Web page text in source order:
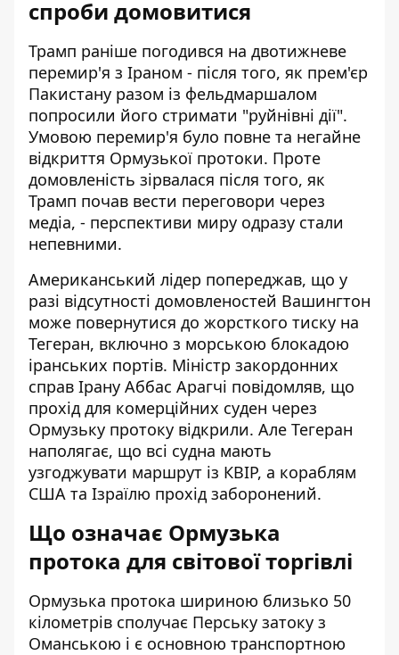
спроби домовитися
Трамп раніше погодився на двотижневе
перемир'я з Іраном - після того, як прем'єр
Пакистану разом із фельдмаршалом
попросили його стримати "руйнівні дії".
Умовою перемир'я було повне та негайне
відкриття Ормузької протоки. Проте
домовленість зірвалася після того, як
Трамп почав вести переговори через
медіа, - перспективи миру одразу стали
непевними.
Американський лідер попереджав, що у
разі відсутності домовленостей Вашингтон
може повернутися до жорсткого тиску на
Тегеран, включно з морською блокадою
іранських портів. Міністр закордонних
справ Ірану Аббас Арагчі повідомляв, що
прохід для комерційних суден через
Ормузьку протоку відкрили. Але Тегеран
наполягає, що всі судна мають
узгоджувати маршрут із КВІР, а кораблям
США та Ізраїлю прохід заборонений.
Що означає Ормузька
протока для світової торгівлі
Ормузька протока шириною близько 50
кілометрів сполучає Перську затоку з
Оманською і є основною транспортною